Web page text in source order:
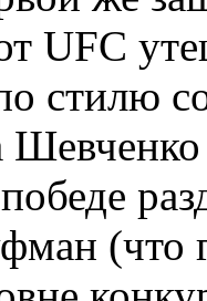
UFC
стилю
Шевченко
победе
(что